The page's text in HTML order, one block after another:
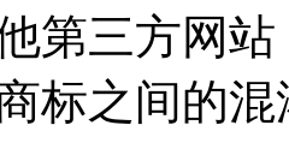
第三方网
标之间的